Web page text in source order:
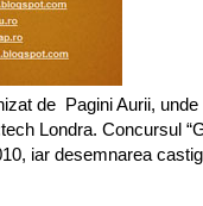
de Pagini Aurii,
Londra. Concursul
iar desemnarea